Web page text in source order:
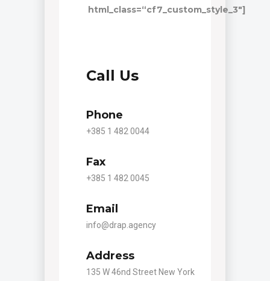
html_class=“cf7_custom_style_3″]
Call Us
Phone
+385 1 482 0044
Fax
+385 1 482 0045
Email
info@drap.agency
Address
135 W 46nd Street New York